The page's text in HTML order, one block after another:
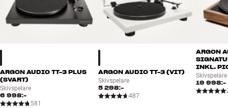
ARGON AUDIO TT-3 PLUS
(SVART)
Skivspelare
6 998:-
581
ARGON AUDIO TT-3 (VIT)
Skivspelare
5 298:-
487
ARGON
INKL.
Skivspelare
19 998:-